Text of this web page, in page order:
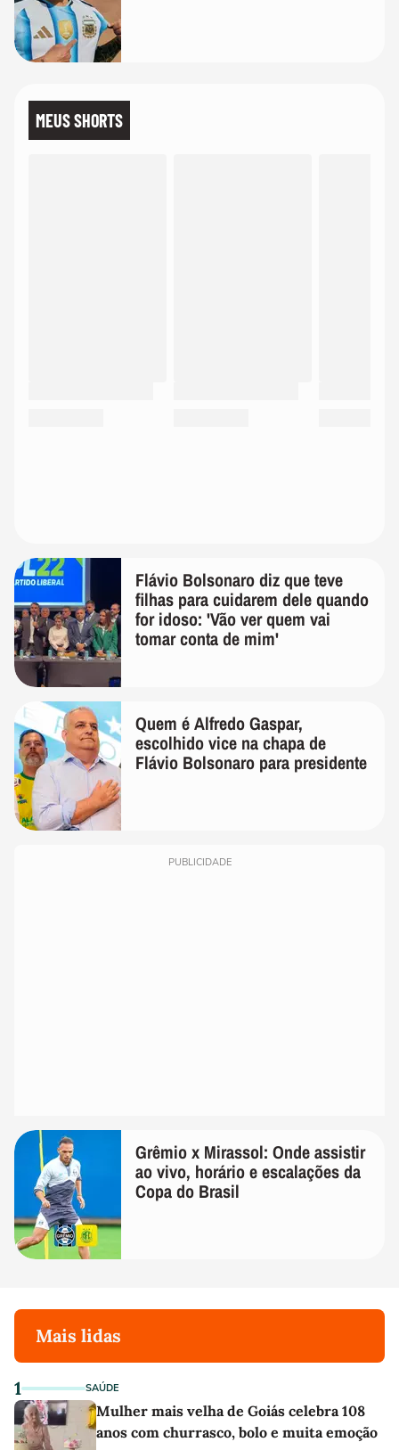
MEUS SHORTS
Flávio Bolsonaro diz que teve
filhas para cuidarem dele quando
for idoso: 'Vão ver quem vai
tomar conta de mim'
Quem é Alfredo Gaspar,
escolhido vice na chapa de
Flávio Bolsonaro para presidente
PUBLICIDADE
Grêmio x Mirassol: Onde assistir
ao vivo, horário e escalações da
Copa do Brasil
Mais lidas
1 SAÚDE
Mulher mais velha de Goiás celebra 108
anos com churrasco, bolo e muita emoção